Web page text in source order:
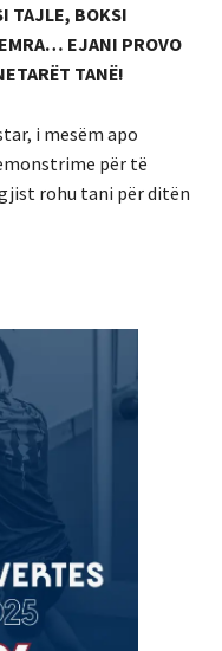
TAJLE, BOKSI
EJANI PROVO
TANË!
i mesëm apo
për të
rohu tani për ditën